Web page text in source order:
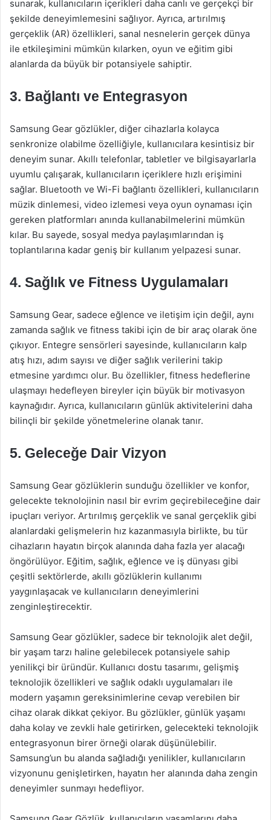
sunarak, kullanıcıların içerikleri daha canlı ve gerçekçi bir
şekilde deneyimlemesini sağlıyor. Ayrıca, artırılmış
gerçeklik (AR) özellikleri, sanal nesnelerin gerçek dünya
ile etkileşimini mümkün kılarken, oyun ve eğitim gibi
alanlarda da büyük bir potansiyele sahiptir.
3. Bağlantı ve Entegrasyon
Samsung Gear gözlükler, diğer cihazlarla kolayca
senkronize olabilme özelliğiyle, kullanıcılara kesintisiz bir
deneyim sunar. Akıllı telefonlar, tabletler ve bilgisayarlarla
uyumlu çalışarak, kullanıcıların içeriklere hızlı erişimini
sağlar. Bluetooth ve Wi-Fi bağlantı özellikleri, kullanıcıların
müzik dinlemesi, video izlemesi veya oyun oynaması için
gereken platformları anında kullanabilmelerini mümkün
kılar. Bu sayede, sosyal medya paylaşımlarından iş
toplantılarına kadar geniş bir kullanım yelpazesi sunar.
4. Sağlık ve Fitness Uygulamaları
Samsung Gear, sadece eğlence ve iletişim için değil, aynı
zamanda sağlık ve fitness takibi için de bir araç olarak öne
çıkıyor. Entegre sensörleri sayesinde, kullanıcıların kalp
atış hızı, adım sayısı ve diğer sağlık verilerini takip
etmesine yardımcı olur. Bu özellikler, fitness hedeflerine
ulaşmayı hedefleyen bireyler için büyük bir motivasyon
kaynağıdır. Ayrıca, kullanıcıların günlük aktivitelerini daha
bilinçli bir şekilde yönetmelerine olanak tanır.
5. Geleceğe Dair Vizyon
Samsung Gear gözlüklerin sunduğu özellikler ve konfor,
gelecekte teknolojinin nasıl bir evrim geçirebileceğine dair
ipuçları veriyor. Artırılmış gerçeklik ve sanal gerçeklik gibi
alanlardaki gelişmelerin hız kazanmasıyla birlikte, bu tür
cihazların hayatın birçok alanında daha fazla yer alacağı
öngörülüyor. Eğitim, sağlık, eğlence ve iş dünyası gibi
çeşitli sektörlerde, akıllı gözlüklerin kullanımı
yaygınlaşacak ve kullanıcıların deneyimlerini
zenginleştirecektir.
Samsung Gear gözlükler, sadece bir teknolojik alet değil,
bir yaşam tarzı haline gelebilecek potansiyele sahip
yenilikçi bir üründür. Kullanıcı dostu tasarımı, gelişmiş
teknolojik özellikleri ve sağlık odaklı uygulamaları ile
modern yaşamın gereksinimlerine cevap verebilen bir
cihaz olarak dikkat çekiyor. Bu gözlükler, günlük yaşamı
daha kolay ve zevkli hale getirirken, gelecekteki teknolojik
entegrasyonun birer örneği olarak düşünülebilir.
Samsung’un bu alanda sağladığı yenilikler, kullanıcıların
vizyonunu genişletirken, hayatın her alanında daha zengin
deneyimler sunmayı hedefliyor.